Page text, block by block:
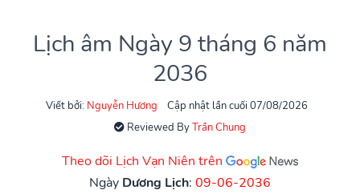
Lịch âm Ngày 9 tháng 6 năm
2036
Viết bởi: Nguyễn Hương
Cập nhật lần cuối 07/08/2026
Reviewed ByTrần Chung
Theo dõi Lịch Vạn Niên trên
Ngày Dương Lịch: 09-06-2036